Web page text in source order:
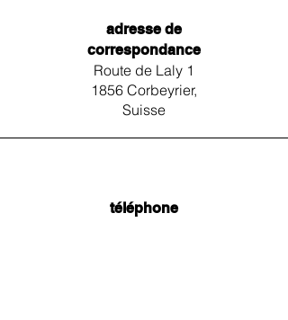
adresse de
correspondance
Route de Laly 1
1856 Corbeyrier,
Suisse
téléphone